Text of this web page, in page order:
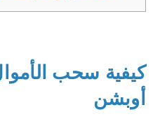
كيفية سحب
أوبشن